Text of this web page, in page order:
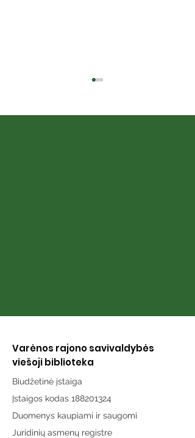
Varėnos rajono savivaldybės
viešoji biblioteka
Biudžetinė įstaiga
Įstaigos kodas 188201324
Duomenys kaupiami ir saugomi
Juridinių asmenų registre